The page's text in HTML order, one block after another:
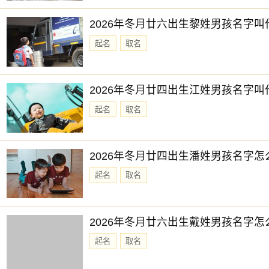
2026年冬月廿六出生黎姓男孩名字叫
起名 取名
2026年冬月廿四出生江姓男孩名字叫
起名 取名
2026年冬月廿四出生潘姓男孩名字怎
起名 取名
2026年冬月廿六出生戴姓男孩名字怎
起名 取名